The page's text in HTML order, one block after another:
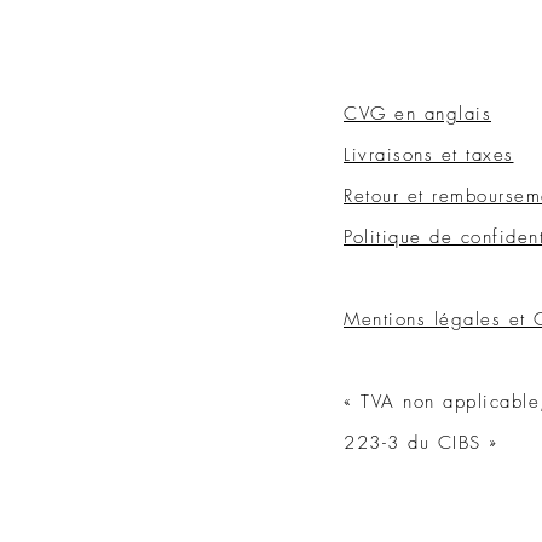
CVG en anglais
Livraisons et taxes
Retour et
Politique de
Mentions légales et
« TVA non
223-3 du CIBS »